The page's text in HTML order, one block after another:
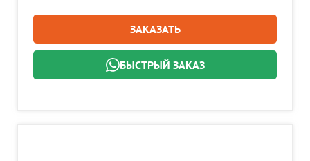
ЗАКАЗАТЬ
БЫСТРЫЙ ЗАКАЗ